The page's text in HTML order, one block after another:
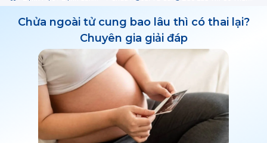
Phụ Khoa
Chửa ngoài tử cung bao lâu thì có thai lại?
Chuyên gia giải đáp